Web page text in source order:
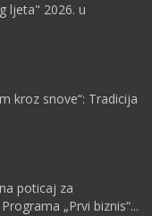
ljeta" 2026. u
kroz snove“: Tradicija
poticaj za
„Prvi biznis“...